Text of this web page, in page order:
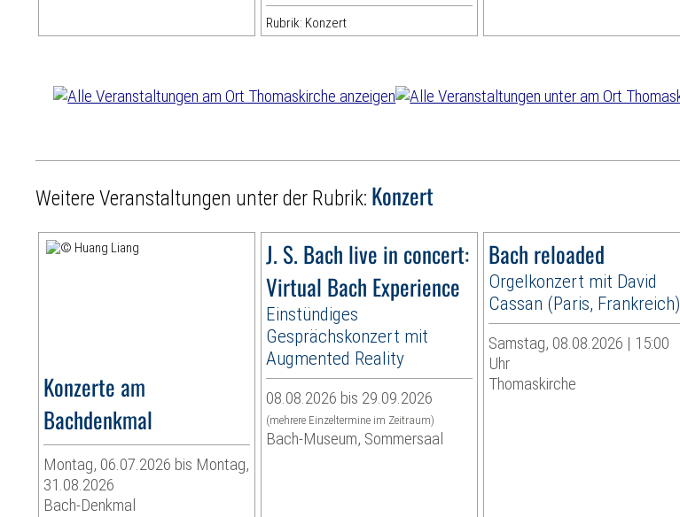
Rubrik: Konzert
Weitere Veranstaltungen unter der Rubrik: Konzert
Konzerte am
Bachdenkmal
Montag, 06.07.2026 bis Montag,
31.08.2026
Bach-Denkmal
J. S. Bach live in concert:
Virtual Bach Experience
Einstündiges
Gesprächskonzert mit
Augmented Reality
08.08.2026 bis 29.09.2026
(mehrere Einzeltermine im Zeitraum)
Bach-Museum, Sommersaal
Bach reloaded
Orgelkonzert mit David
Cassan (Paris, Frankreich)
Samstag, 08.08.2026 | 15:00
Uhr
Thomaskirche